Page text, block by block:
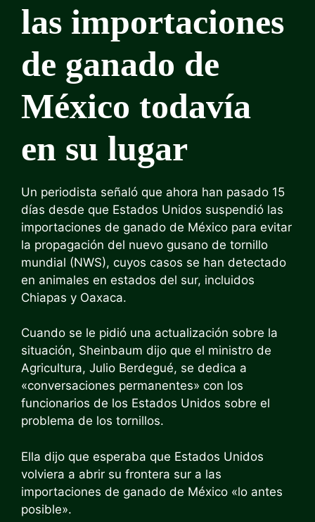
las importaciones
de ganado de
México todavía
en su lugar
Un periodista señaló que ahora han pasado 15
días desde que Estados Unidos suspendió las
importaciones de ganado de México para evitar
la propagación del nuevo gusano de tornillo
mundial (NWS), cuyos casos se han detectado
en animales en estados del sur, incluidos
Chiapas y Oaxaca.
Cuando se le pidió una actualización sobre la
situación, Sheinbaum dijo que el ministro de
Agricultura, Julio Berdegué, se dedica a
«conversaciones permanentes» con los
funcionarios de los Estados Unidos sobre el
problema de los tornillos.
Ella dijo que esperaba que Estados Unidos
volviera a abrir su frontera sur a las
importaciones de ganado de México «lo antes
posible».